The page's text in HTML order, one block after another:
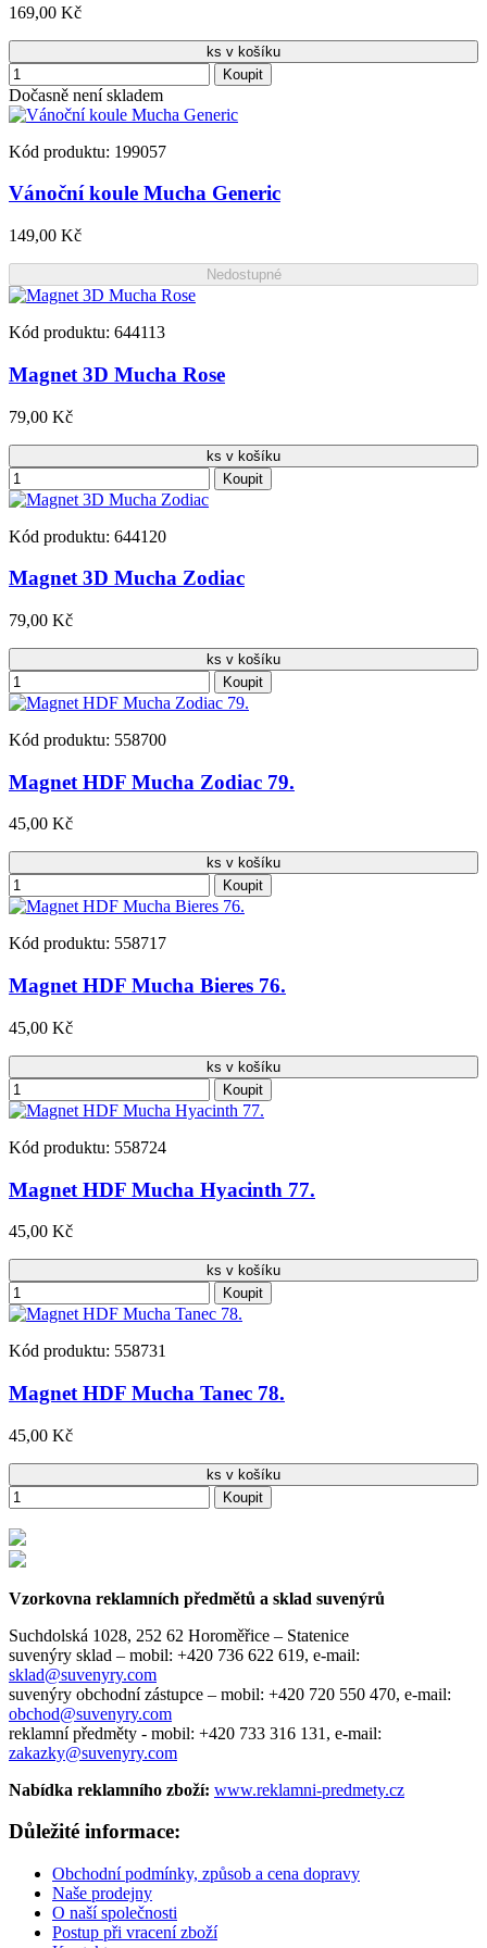
169,00 Kč
ks v košíku
Koupit
Dočasně není skladem
Kód produktu: 199057
Vánoční koule Mucha Generic
149,00 Kč
Nedostupné
Kód produktu: 644113
Magnet 3D Mucha Rose
79,00 Kč
ks v košíku
Koupit
Kód produktu: 644120
Magnet 3D Mucha Zodiac
79,00 Kč
ks v košíku
Koupit
Kód produktu: 558700
Magnet HDF Mucha Zodiac 79.
45,00 Kč
ks v košíku
Koupit
Kód produktu: 558717
Magnet HDF Mucha Bieres 76.
45,00 Kč
ks v košíku
Koupit
Kód produktu: 558724
Magnet HDF Mucha Hyacinth 77.
45,00 Kč
ks v košíku
Koupit
Kód produktu: 558731
Magnet HDF Mucha Tanec 78.
45,00 Kč
ks v košíku
Koupit
Vzorkovna reklamních předmětů a sklad suvenýrů
Suchdolská 1028, 252 62 Horoměřice – Statenice
suvenýry sklad – mobil: +420 736 622 619, e-mail:
sklad@suvenyry.com
suvenýry obchodní zástupce – mobil: +420 720 550 470, e-mail:
obchod@suvenyry.com
reklamní předměty - mobil: +420 733 316 131, e-mail:
zakazky@suvenyry.com
Nabídka reklamního zboží: www.reklamni-predmety.cz
Důležité informace:
Obchodní podmínky, způsob a cena dopravy
Naše prodejny
O naší společnosti
Postup při vracení zboží